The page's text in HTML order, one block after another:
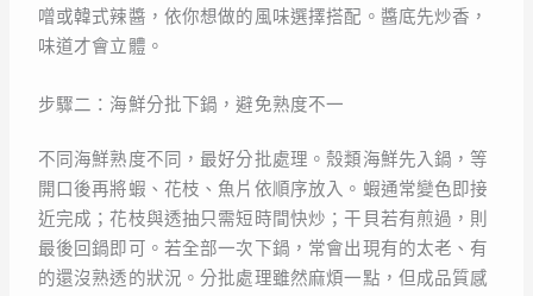
噌或韓式辣醬，依你想做的風味選擇搭配。醬底先炒香，
味道才會立體。
步驟二：海鮮分批下鍋，避免熟度不一
不同海鮮熟度不同，最好分批處理。殼類海鮮先入鍋，等
開口後再將蝦、花枝、魚片依順序放入。蝦通常變色即接
近完成；花枝與透抽只需短時間快炒；干貝若有煎過，則
最後回鍋即可。若全部一次下鍋，常會出現有的太老、有
的還沒熟透的狀況。分批處理雖然麻煩一點，但成品質感